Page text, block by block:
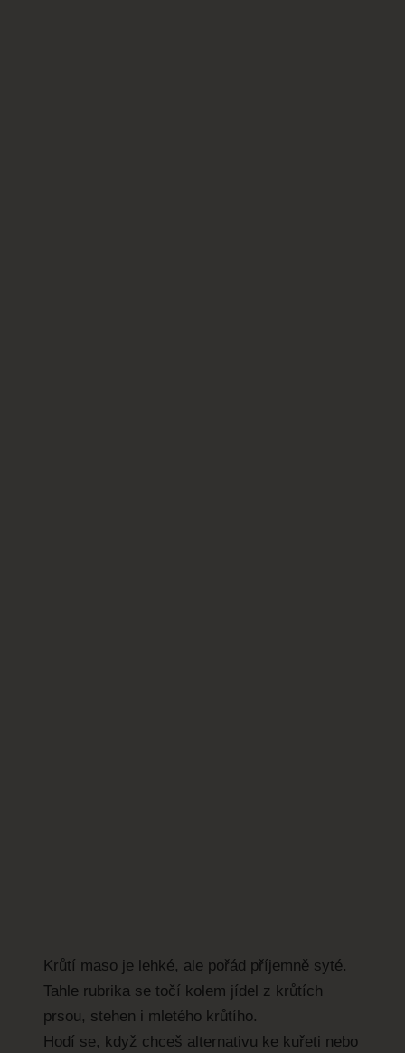
Krůtí maso je lehké, ale pořád příjemně syté.
Tahle rubrika se točí kolem jídel z krůtích
prsou, stehen i mletého krůtího.
Hodí se, když chceš alternativu ke kuřeti nebo